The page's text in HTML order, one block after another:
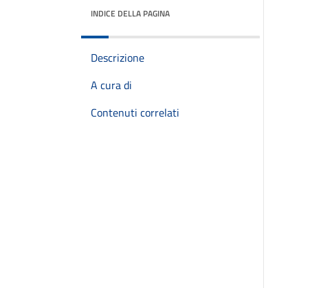
INDICE DELLA PAGINA
Descrizione
A cura di
Contenuti correlati